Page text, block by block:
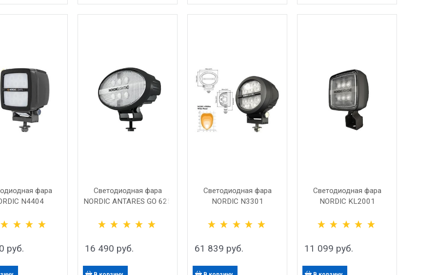
фара
N4404
руб.
Светодиодная фара
NORDIC ANTARES GO 625
16 490 руб.
Светодиодная фара
NORDIC N3301
61 839 руб.
Светодиодная фара
NORDIC KL2001
11 099 руб.